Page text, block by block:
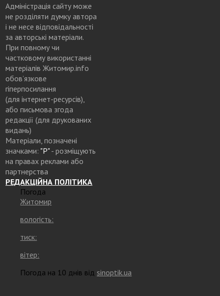
Адміністрація сайту може
не розділяти думку автора
і не несе відповідальності
за авторські матеріали.
При повному чи
частковому використанні
матеріалів Житомир.info
обов’язкове
гіперпосилання
(для інтернет-ресурсів),
або письмова згода
редакції (для друкованих
видань)
Матеріали, позначені
значками: "Р"- розміщують
на правах реклами або
партнерства
РЕДАКЦІЙНА ПОЛІТИКА
Погода
Житомир
вологість:
тиск:
вітер:
Погода на 10 днів від sinoptik.ua